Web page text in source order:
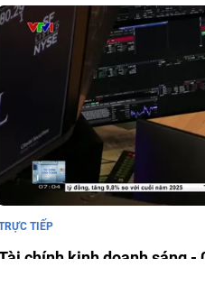
chính kinh doanh sáng -
TIẾP